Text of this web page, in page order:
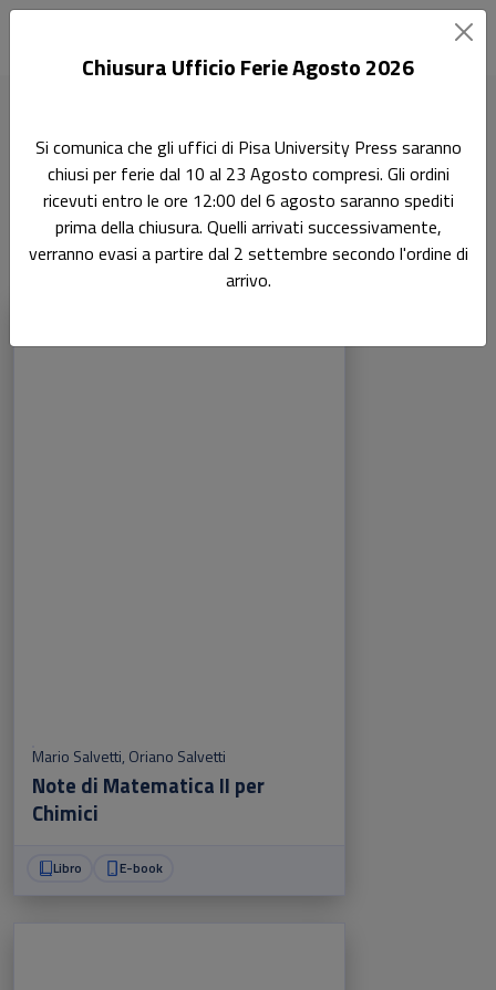
Geometria 01/MATH-02
Geometria 01/MATH-02
Sfoglia la lista completa
Mario Salvetti, Oriano Salvetti
Note di Matematica II per
Chimici
Libro E-book
Chiusura Ufficio Ferie Agosto 2026
Si comunica che gli uffici di Pisa University Press saranno
chiusi per ferie dal 10 al 23 Agosto compresi. Gli ordini
ricevuti entro le ore 12:00 del 6 agosto saranno spediti
prima della chiusura. Quelli arrivati successivamente,
verranno evasi a partire dal 2 settembre secondo l'ordine di
arrivo.